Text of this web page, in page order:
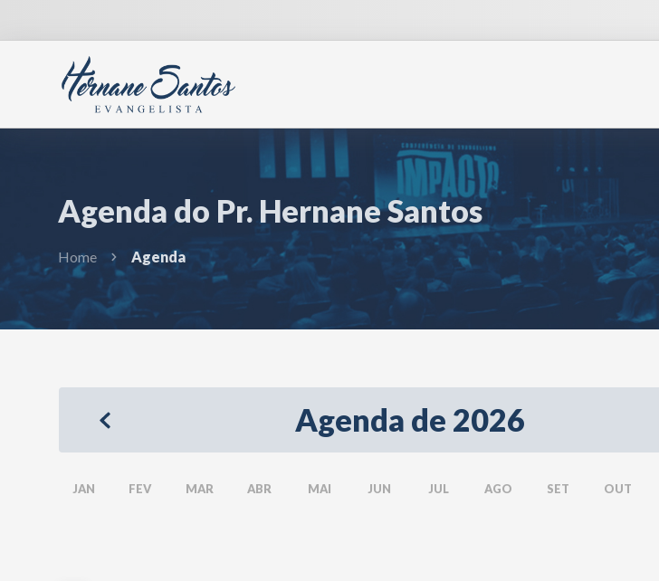
Agenda do Pr. Hernane Santos
Home Agenda
Agenda de 2026
JAN FEV MAR ABR MAI JUN JUL AGO SET OUT